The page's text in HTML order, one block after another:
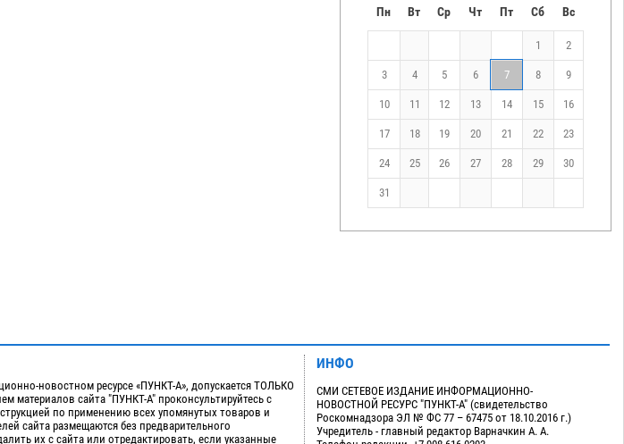
Пн Вт Ср Чт Пт Сб Вс
1 2
3 4 5 6 7 8 9
10 11 12 13 14 15 16
17 18 19 20 21 22 23
24 25 26 27 28 29 30
31
новостном ресурсе «ПУНКТ-А», допускается ТОЛЬКО
сайта "ПУНКТ-А" проконсультируйтесь с
по применению всех упомянутых товаров и
сайта размещаются без предварительного
их с сайта или отредактировать, если указанные
ИНФО
СМИ СЕТЕВОЕ ИЗДАНИЕ ИНФОРМАЦИОННО-
НОВОСТНОЙ РЕСУРС "ПУНКТ-А" (свидетельство
Роскомнадзора ЭЛ № ФС 77 – 67475 от 18.10.2016 г.)
Учредитель - главный редактор Варначкин А. А.